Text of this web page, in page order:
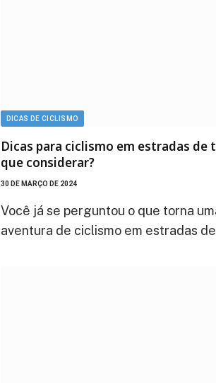
DICAS DE CICLISMO
Dicas para ciclismo em estradas de
que considerar?
30 DE MARÇO DE 2024
Você já se perguntou o que torna
aventura de ciclismo em estradas